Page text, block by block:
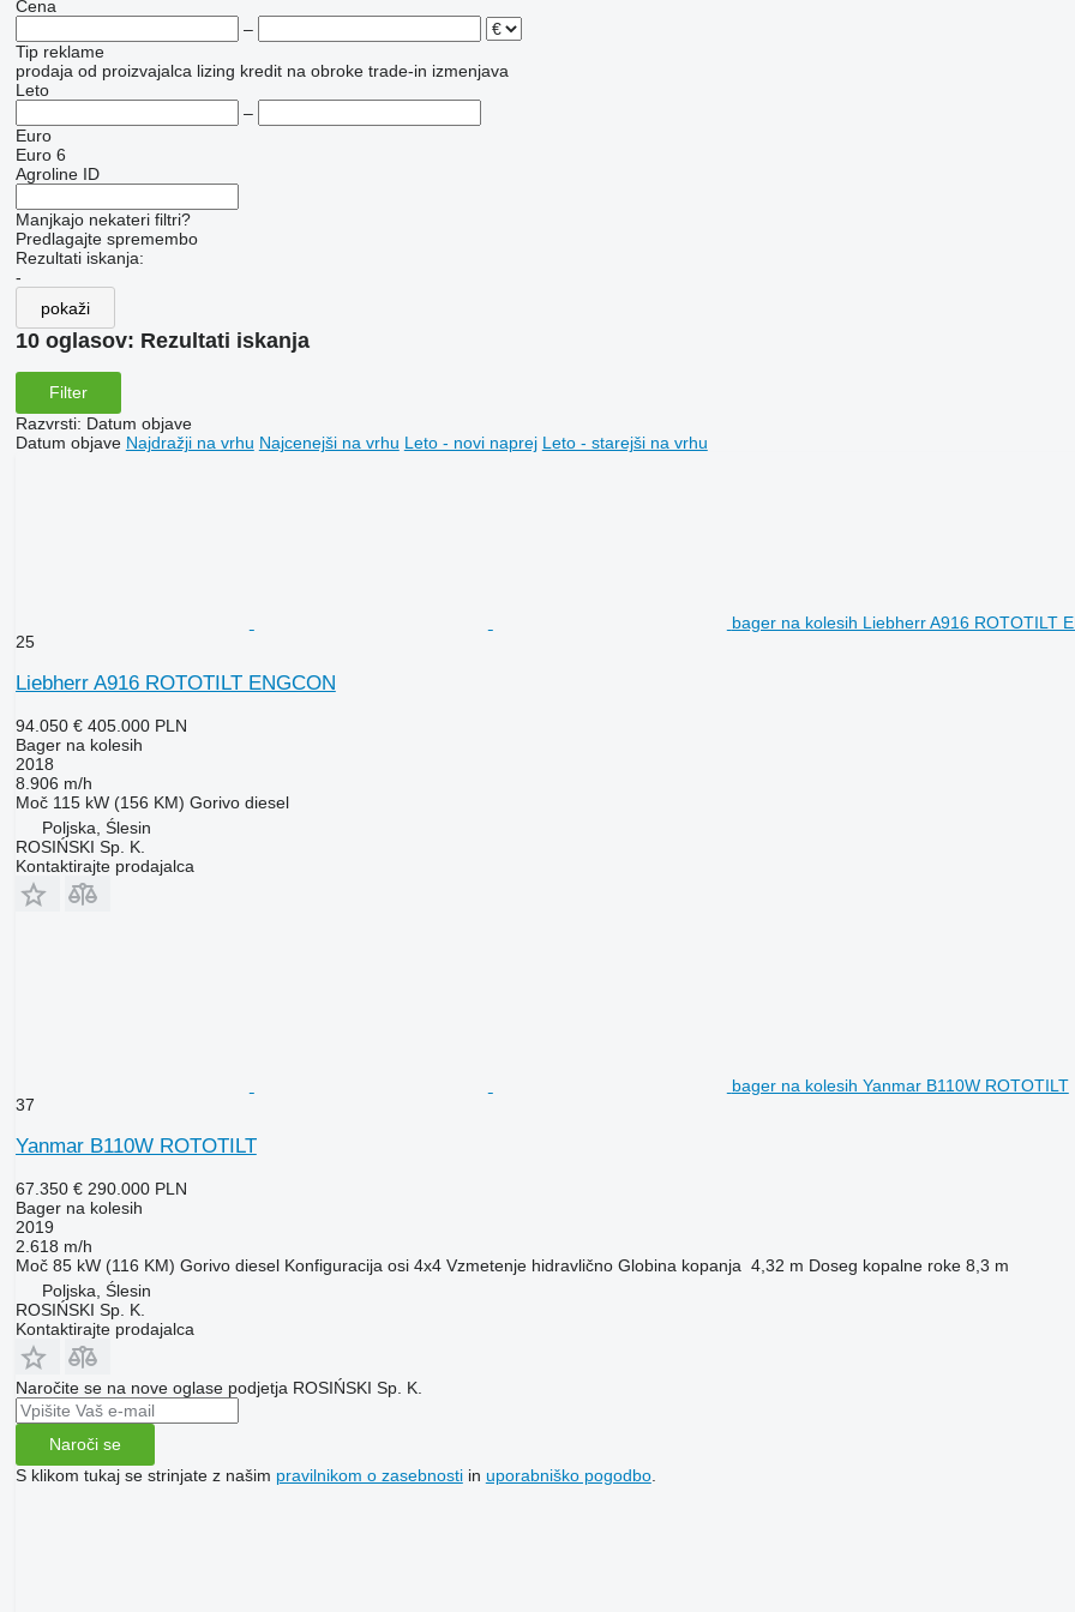
Cena
–
Tip reklame
prodaja od proizvajalca lizing kredit na obroke trade-in izmenjava
Leto
–
Euro
Euro 6
Agroline ID
Manjkajo nekateri filtri?
Predlagajte spremembo
Rezultati iskanja:
-
pokaži
10 oglasov: Rezultati iskanja
Filter
Razvrsti: Datum objave
Datum objave Najdražji na vrhu Najcenejši na vrhu Leto - novi naprej Leto - starejši na vrhu
bager na kolesih Liebherr A916 ROTOTILT
25
Liebherr A916 ROTOTILT ENGCON
94.050 € 405.000 PLN
Bager na kolesih
2018
8.906 m/h
Moč 115 kW (156 KM) Gorivo diesel
Poljska, Ślesin
ROSIŃSKI Sp. K.
Kontaktirajte prodajalca
bager na kolesih Yanmar B110W ROTOTILT
37
Yanmar B110W ROTOTILT
67.350 € 290.000 PLN
Bager na kolesih
2019
2.618 m/h
Moč 85 kW (116 KM) Gorivo diesel Konfiguracija osi 4x4 Vzmetenje hidravlično Globina kopanja 4,32 m Doseg kopalne roke 8,3 m
Poljska, Ślesin
ROSIŃSKI Sp. K.
Kontaktirajte prodajalca
Naročite se na nove oglase podjetja ROSIŃSKI Sp. K.
Naroči se
S klikom tukaj se strinjate z našim pravilnikom o zasebnostiin uporabniško pogodbo.